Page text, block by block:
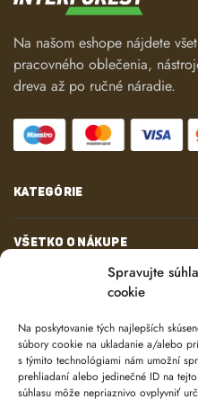
Spravujte
cookie
Na poskytovanie tých najlepších
súbory cookie na ukladanie a/alebo
s týmito technológiami nám umožní
prehliadaní alebo jedinečné ID na
súhlasu môže nepriaznivo ovplyvniť
Na našom eshope nájdete
pracovného oblečenia,
dreva až po ručné náradie.
KATEGÓRIE
VŠETKO O NÁKUPE